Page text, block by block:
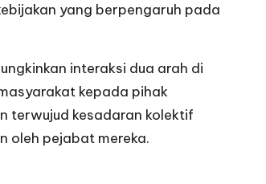
yang berpengaruh pada
interaksi dua arah di
kepada pihak
terwujud kesadaran kolektif
oleh pejabat mereka.